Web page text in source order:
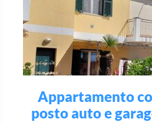
Appartamento
posto auto e